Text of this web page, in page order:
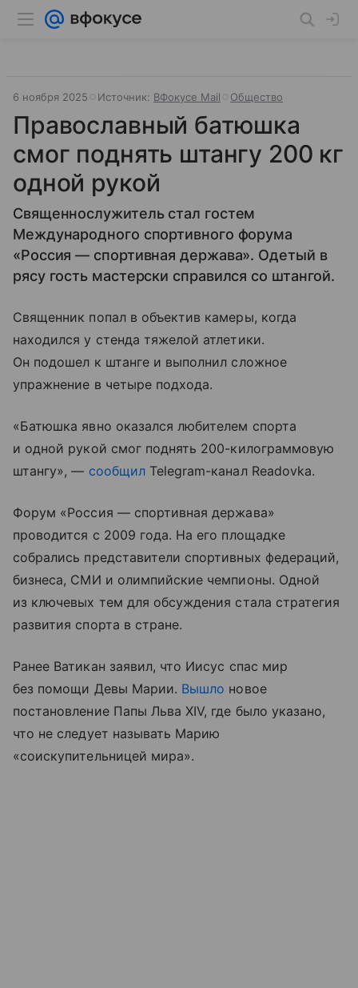
6 ноября 2025 Источник: ВФокусе Mail Общество
Православный батюшка
смог поднять штангу 200 кг
одной рукой
Священнослужитель стал гостем
Международного спортивного форума
«Россия — спортивная держава». Одетый в
рясу гость мастерски справился со штангой.
Священник попал в объектив камеры, когда
находился у стенда тяжелой атлетики.
Он подошел к штанге и выполнил сложное
упражнение в четыре подхода.
«Батюшка явно оказался любителем спорта
и одной рукой смог поднять 200-килограммовую
штангу», — сообщилTelegram-канал Readovka.
Форум «Россия — спортивная держава»
проводится с 2009 года. На его площадке
собрались представители спортивных федераций,
бизнеса, СМИ и олимпийские чемпионы. Одной
из ключевых тем для обсуждения стала стратегия
развития спорта в стране.
Ранее Ватикан заявил, что Иисус спас мир
без помощи Девы Марии. Вышло новое
постановление Папы Льва XIV, где было указано,
что не следует называть Марию
«соискупительницей мира».